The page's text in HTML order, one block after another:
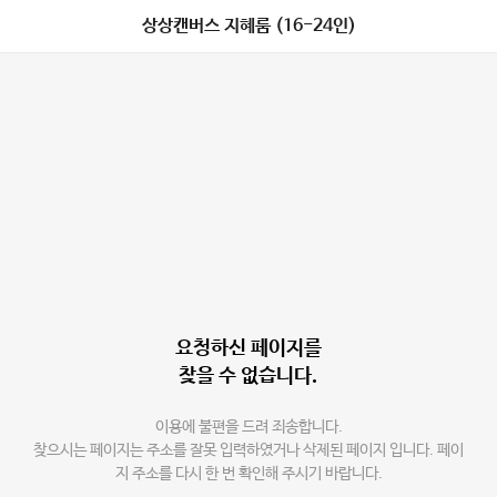
상상캔버스 지혜룸 (16-24인)
요청하신 페이지를
찾을 수 없습니다.
이용에 불편을 드려 죄송합니다.
찾으시는 페이지는 주소를 잘못 입력하였거나 삭제된 페이지 입니다. 페이
지 주소를 다시 한 번 확인해 주시기 바랍니다.